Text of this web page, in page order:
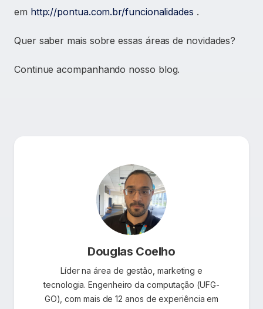
em http://pontua.com.br/funcionalidades .
Quer saber mais sobre essas áreas de novidades?
Continue acompanhando nosso blog.
Douglas Coelho
Líder na área de gestão, marketing e
tecnologia. Engenheiro da computação (UFG-
GO), com mais de 12 anos de experiência em